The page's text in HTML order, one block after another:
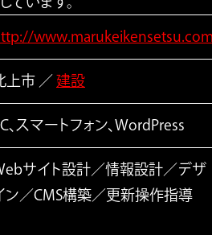
上市 ／ 建設
、スマートフォン、WordPress
サイト設計／情報設計／デザ
ン／CMS構築／更新操作指導